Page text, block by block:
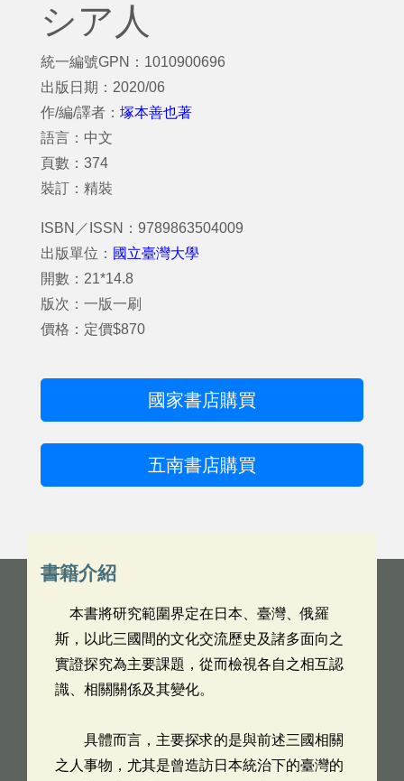
シア人
統一編號GPN：1010900696
出版日期：2020/06
作/編/譯者： 塚本善也著
語言：中文
頁數：374
裝訂：精裝
ISBN／ISSN：9789863504009
出版單位： 國立臺灣大學
開數：21*14.8
版次：一版一刷
價格：定價$870
國家書店購買
五南書店購買
書籍介紹
本書將研究範圍界定在日本、臺灣、俄羅
斯，以此三國間的文化交流歷史及諸多面向之
實證探究為主要課題，從而檢視各自之相互認
識、相關關係及其變化。
具體而言，主要探求的是與前述三國相關
之人事物，尤其是曾造訪日本統治下的臺灣的